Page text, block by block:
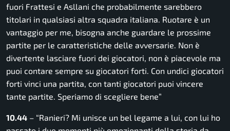
fuori Frattesi e Asllani che probabilmente sarebbero
titolari in qualsiasi altra squadra italiana. Ruotare è un
vantaggio per me, bisogna anche guardare le prossime
partite per le caratteristiche delle avversarie. Non è
divertente lasciare fuori dei giocatori, non è piacevole ma
puoi contare sempre su giocatori forti. Con undici giocatori
forti vinci una partita, con tanti giocatori puoi vincere
tante partite. Speriamo di scegliere bene”
10.44 – “Ranieri? Mi unisce un bel legame a lui, con lui ho